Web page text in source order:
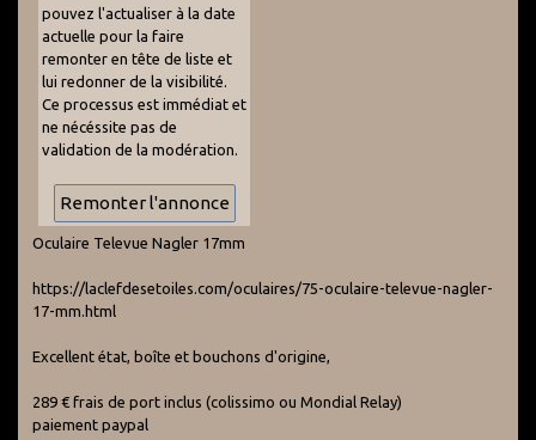
pouvez l'actualiser à la date
actuelle pour la faire
remonter en tête de liste et
lui redonner de la visibilité.
Ce processus est immédiat et
ne nécéssite pas de
validation de la modération.
Oculaire Televue Nagler 17mm
https://laclefdesetoiles.com/oculaires/75-oculaire-televue-nagler-
17-mm.html
Excellent état, boîte et bouchons d'origine,
289 € frais de port inclus (colissimo ou Mondial Relay)
paiement paypal